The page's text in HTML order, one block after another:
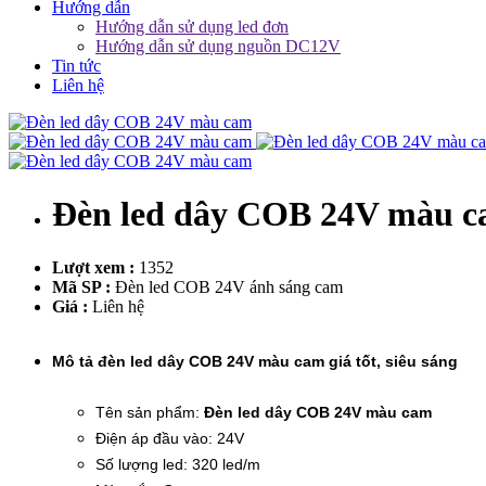
Hướng dẫn
Hướng dẫn sử dụng led đơn
Hướng dẫn sử dụng nguồn DC12V
Tin tức
Liên hệ
Đèn led dây COB 24V màu
Lượt xem : 1352
Mã SP : Đèn led COB 24V ánh sáng cam
Giá : Liên hệ
Mô tả đèn led dây COB 24V màu cam giá tốt, siêu sáng
Tên sản phẩm: Đèn led dây COB 24V màu cam
Điện áp đầu vào: 24V
Số lượng led: 320 led/m